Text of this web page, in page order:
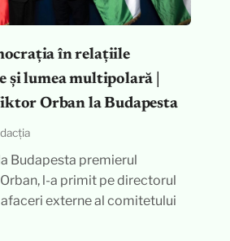
în relațiile
lumea multipolară |
Orban la Budapesta
Budapesta premierul
l-a primit pe directorul
externe al comitetului